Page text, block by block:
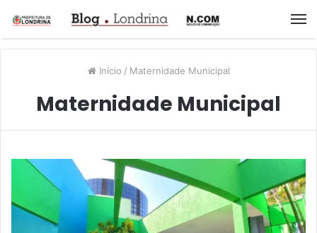
Início / Maternidade Municipal
Maternidade Municipal